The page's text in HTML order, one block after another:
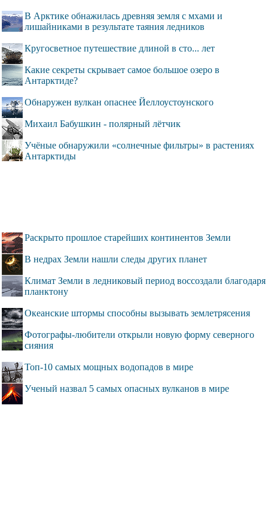
В Арктике обнажилась древняя земля с мхами и
лишайниками в результате таяния ледников
Кругосветное путешествие длиной в сто... лет
Какие секреты скрывает самое большое озеро в
Антарктиде?
Обнаружен вулкан опаснее Йеллоустоунского
Михаил Бабушкин - полярный лётчик
Учёные обнаружили «солнечные фильтры» в растениях
Антарктиды
Раскрыто прошлое старейших континентов Земли
В недрах Земли нашли следы других планет
Климат Земли в ледниковый период воссоздали благодаря
планктону
Океанские штормы способны вызывать землетрясения
Фотографы-любители открыли новую форму северного
сияния
Топ-10 самых мощных водопадов в мире
Ученый назвал 5 самых опасных вулканов в мире